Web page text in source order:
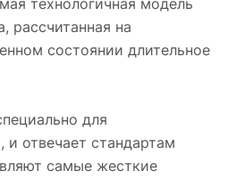
технологичная модель
рассчитанная на
состоянии длительное
для
отвечает стандартам
самые жесткие